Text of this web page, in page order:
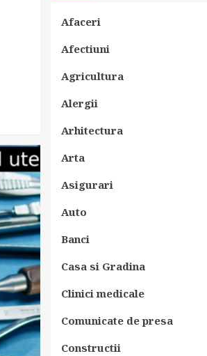
Afaceri
Afectiuni
Agricultura
Alergii
Arhitectura
Arta
Asigurari
Auto
Banci
Casa si Gradina
Clinici medicale
Comunicate de presa
Constructii